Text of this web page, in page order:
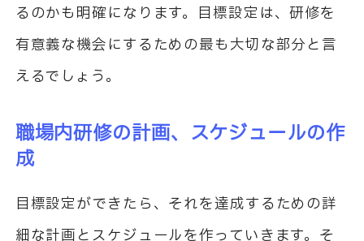
るのかも明確になります。目標設定は、研修を
有意義な機会にするための最も大切な部分と言
えるでしょう。
職場内研修の計画、スケジュールの作
成
目標設定ができたら、それを達成するための詳
細な計画とスケジュールを作っていきます。そ